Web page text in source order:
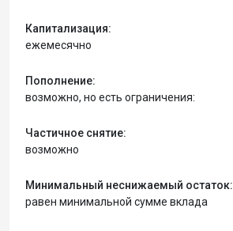
Капитализация:
ежемесячно
Пополнение:
возможно, но есть ограничения:
Частичное снятие:
возможно
Минимальный неснижаемый остаток:
равен минимальной сумме вклада